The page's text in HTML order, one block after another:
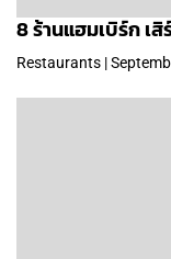
8 ร้านแฮมเบิร์ก เ
Restaurants |